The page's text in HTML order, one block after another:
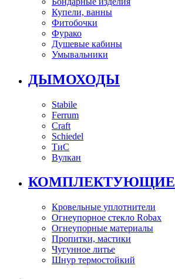
Купели, ванны
Фитобочки
Фурако
Душевые кабины
Умывальники
ДЫМОХОДЫ
Stabile
Ferrum
Craft
Schiedel
ТиС
Вулкан
КОМПЛЕКТУЮЩИЕ
Кровельные уплотнители
Огнеупорное стекло Robax
Огнеупорные материалы
Пропитки, мастики
Чугунное литье
Шнур термостойкий